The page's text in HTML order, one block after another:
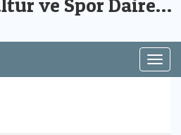
ve Spor Daire